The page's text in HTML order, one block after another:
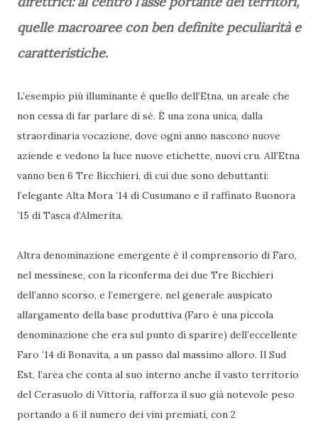
quelle macroaree con ben definite peculiarità e
caratteristiche.
L’esempio più illuminante è quello dell’Etna, un areale che
non cessa di far parlare di sé. È una zona unica, dalla
straordinaria vocazione, dove ogni anno nascono nuove
aziende e vedono la luce nuove etichette, nuovi cru. All’Etna
vanno ben 6 Tre Bicchieri, di cui due sono debuttanti:
l’elegante Alta Mora ’14 di Cusumano e il raffinato Buonora
’15 di Tasca d’Almerita.
Altra denominazione emergente è il comprensorio di Faro,
nel messinese, con la riconferma dei due Tre Bicchieri
dell’anno scorso, e l’emergere, nel generale auspicato
allargamento della base produttiva (Faro è una piccola
denominazione che era sul punto di sparire) dell’eccellente
Faro ’14 di Bonavita, a un passo dal massimo alloro. Il Sud
Est, l’area che conta al suo interno anche il vasto territorio
del Cerasuolo di Vittoria, rafforza il suo già notevole peso
portando a 6 il numero dei vini premiati, con 2